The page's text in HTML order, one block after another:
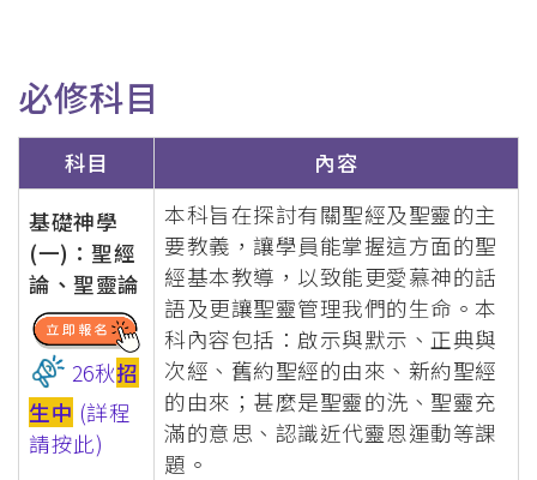
必修科目
科目
內容
基礎神學
(一)：聖經
論、聖靈論
26秋招
生中 (詳程
請按此)
本科旨在探討有關聖經及聖靈的主
要教義，讓學員能掌握這方面的聖
經基本教導，以致能更愛慕神的話
語及更讓聖靈管理我們的生命。本
科內容包括：啟示與默示、正典與
次經、舊約聖經的由來、新約聖經
的由來；甚麼是聖靈的洗、聖靈充
滿的意思、認識近代靈恩運動等課
題。